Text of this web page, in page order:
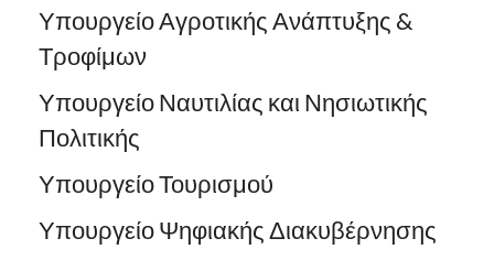
Υπουργείο Αγροτικής Ανάπτυξης &
Τροφίμων
Υπουργείο Ναυτιλίας και Νησιωτικής
Πολιτικής
Υπουργείο Τουρισμού
Υπουργείο Ψηφιακής Διακυβέρνησης